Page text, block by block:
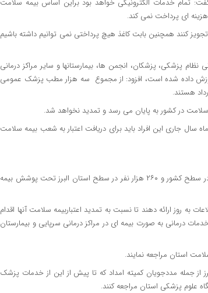
تمام خدمات الکترونیکی خواهد بود براین اساس بیمه سلامت
هزینه ای پرداخت نمی کند.
کنند همچنین بابت کاغذ هیچ پرداختی نمی توانیم داشته باشیم
پزشکی، پزشکان، انجمن ها، بیمارستانها و سایر مراکز درمانی
داده شده است، افزود: از مجموع سه هزار مطب پزشک عمومی
سلامت در کشور به پایان می رسد و تمدید نخواهد شد.
سال جاری این افراد باید برای دریافت اعتبار به شعب بیمه سلامت
مدیر کل بیمه سلامت البرز خاطرنشان کرد: در حال حاضر ۱۱ میلیون نفر در سطح کشور و ۲۶۰ هزار نفر در سطح استان البرز تحت پوشش بیمه
به روز ارائه دهند تا نسبت به تمدید اعتباربیمه سلامت آنها اقدام
درمانی به صورت بیمه ای در مراکز درمانی سرپایی و بیمارستان
استان مراجعه نمایند.
طرح همگانی در البرز از جمله مددجویان کمیته امداد که تا پیش از این از خدمات پزشک
علوم پزشکی استان مراجعه کنند.